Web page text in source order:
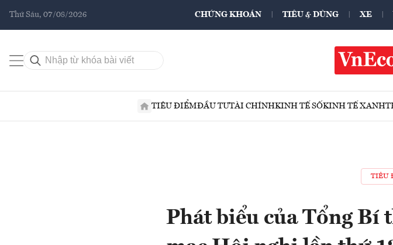
Thứ Sáu, 07/08/2026 CHỨNG KHOÁN TIÊU & DÙNG XE
TIÊU ĐIỂMĐẦU TƯTÀI CHÍNHKINH TẾ SỐKINH TẾ XANH
TIÊU
Phát biểu của Tổng Bí